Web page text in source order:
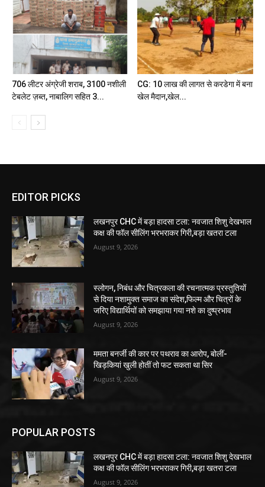
706 लीटर अंग्रेजी शराब, 3100 नशीली
टेबलेट ज़ब्त, नाबालिग सहित 3...
CG: 10 लाख की लागत से करडेगा में बना
खेल मैदान,खेल...
EDITOR PICKS
लखनपुर CHC में बड़ा हादसा टला: नवजात शिशु देखभाल
कक्ष की फॉल सीलिंग भरभराकर गिरी,बड़ा खतरा टला
August 9, 2026
स्लोगन, निबंध और चित्रकला की रचनात्मक प्रस्तुतियों
से दिया नशामुक्त समाज का संदेश,फिल्म और चित्रों के
जरिए विद्यार्थियों को समझाया गया नशे का दुष्प्रभाव
August 9, 2026
ममता बनर्जी की कार पर पथराव का आरोप, बोलीं-
खिड़कियां खुली होतीं तो फट सकता था सिर
August 9, 2026
POPULAR POSTS
लखनपुर CHC में बड़ा हादसा टला: नवजात शिशु देखभाल
कक्ष की फॉल सीलिंग भरभराकर गिरी,बड़ा खतरा टला
August 9, 2026